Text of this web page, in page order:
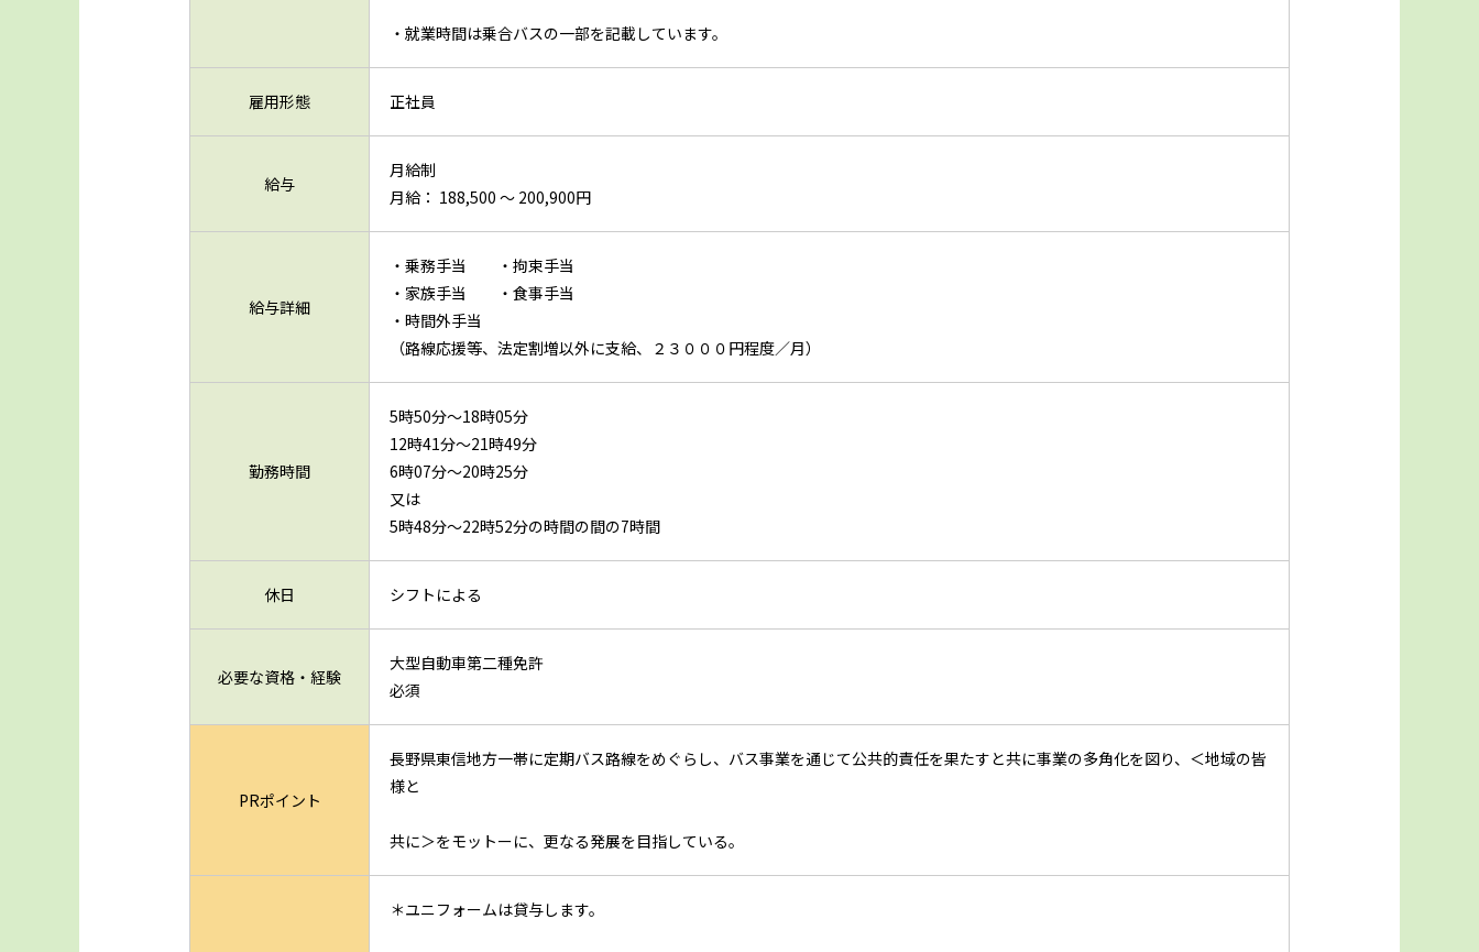
・就業時間は乗合バスの一部を記載しています。
雇用形態 正社員
給与
月給制
月給： 188,500 〜 200,900円
給与詳細
・乗務手当 ・拘束手当
・家族手当 ・食事手当
・時間外手当
（路線応援等、法定割増以外に支給、２３０００円程度／月）
勤務時間
5時50分～18時05分
12時41分～21時49分
6時07分～20時25分
又は
5時48分～22時52分の時間の間の7時間
休日 シフトによる
必要な資格・経験
大型自動車第二種免許
必須
PRポイント
長野県東信地方一帯に定期バス路線をめぐらし、バス事業を通じて公共的責任を果たすと共に事業の多角化を図り、＜地域の皆
様と
共に＞をモットーに、更なる発展を目指している。
＊ユニフォームは貸与します。